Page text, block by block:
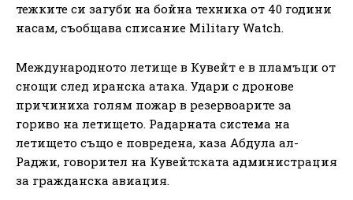
тежките си загуби на бойна техника от 40 години
насам, съобщава списание Military Watch.
Международното летище в Кувейт е в пламъци от
снощи след иранска атака. Удари с дронове
причиниха голям пожар в резервоарите за
гориво на летището. Радарната система на
летището също е повредена, каза Абдула ал-
Раджи, говорител на Кувейтската администрация
за гражданска авиация.